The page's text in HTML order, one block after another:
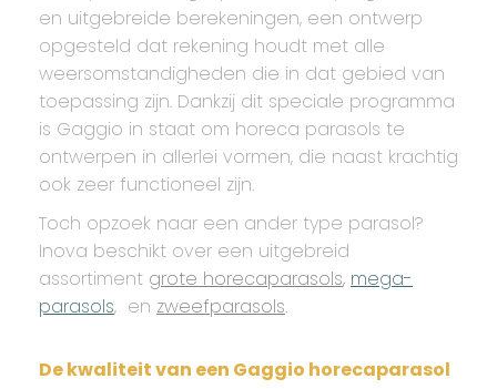
en uitgebreide berekeningen, een ontwerp
opgesteld dat rekening houdt met alle
weersomstandigheden die in dat gebied van
toepassing zijn. Dankzij dit speciale programma
is Gaggio in staat om horeca parasols te
ontwerpen in allerlei vormen, die naast krachtig
ook zeer functioneel zijn.
Toch opzoek naar een ander type parasol?
Inova beschikt over een uitgebreid
assortiment grote horecaparasols, mega-
parasols, en zweefparasols.
De kwaliteit van een Gaggio horecaparasol